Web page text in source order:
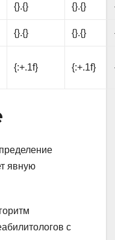
{}.{} {}.{}
{}.{} {}.{}
{:+.1f} {:+.1f}
явную
с